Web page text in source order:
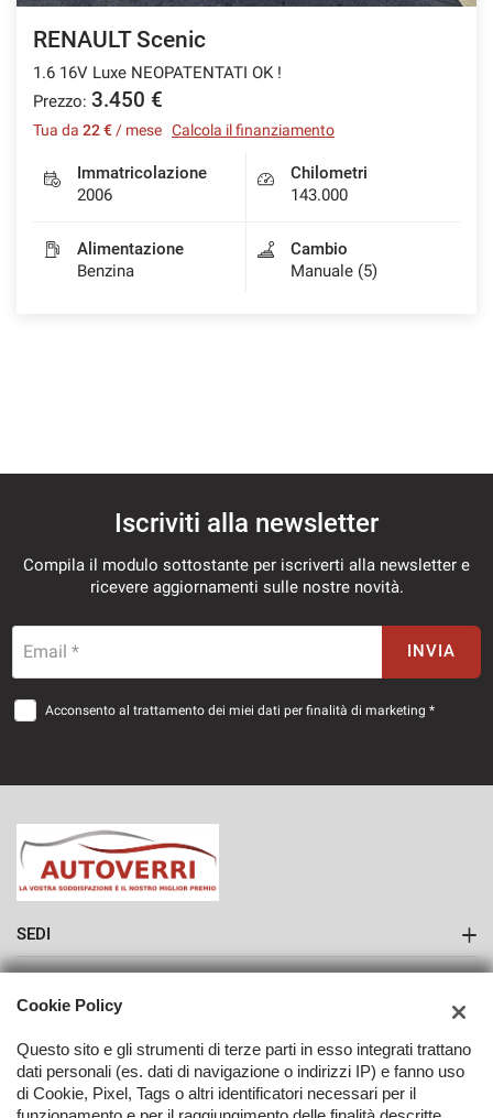
RENAULT Scenic
1.6 16V Luxe NEOPATENTATI OK !
Prezzo: 3.450 €
Tua da 22 € / mese Calcola il finanziamento
Immatricolazione
2006
Chilometri
143.000
Alimentazione
Benzina
Cambio
Manuale (5)
Iscriviti alla newsletter
Compila il modulo sottostante per iscriverti alla newsletter e
ricevere aggiornamenti sulle nostre novità.
Email * INVIA
Acconsento al trattamento dei miei dati per finalità di marketing *
SEDI
Sede di Como
AZIENDA
Cookie Policy
Questo sito e gli strumenti di terze parti in esso integrati trattano
dati personali (es. dati di navigazione o indirizzi IP) e fanno uso
di Cookie, Pixel, Tags o altri identificatori necessari per il